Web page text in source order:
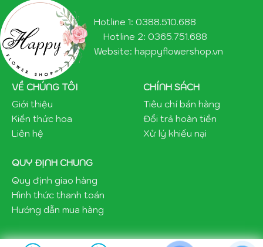
Hotline 1: 0388.510.688
Hotline 2: 0365.751.688
Website: happyflowershop.vn
VỀ CHÚNG TÔI
Giới thiệu
Kiến thức hoa
Liên hệ
CHÍNH SÁCH
Tiêu chí bán hàng
Đổi trả hoàn tiền
Xử lý khiếu nại
QUY ĐỊNH CHUNG
Quy định giao hàng
Hình thức thanh toán
Hướng dẫn mua hàng